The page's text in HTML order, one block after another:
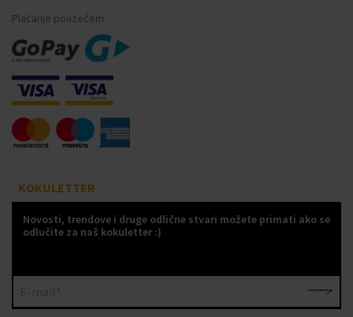
Plaćanje pouzećem
KOKULETTER
Novosti, trendove i druge odlične stvari možete primati ako se
odlučite za naš kokuletter :)